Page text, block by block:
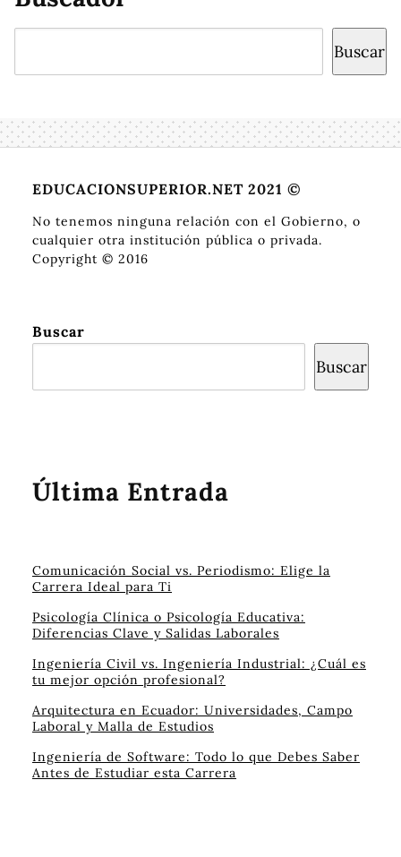
Buscar
EDUCACIONSUPERIOR.NET 2021 ©
No tenemos ninguna relación con el Gobierno, o
cualquier otra institución pública o privada.
Copyright © 2016
Buscar
Buscar
Última Entrada
Comunicación Social vs. Periodismo: Elige la
Carrera Ideal para Ti
Psicología Clínica o Psicología Educativa:
Diferencias Clave y Salidas Laborales
Ingeniería Civil vs. Ingeniería Industrial: ¿Cuál es
tu mejor opción profesional?
Arquitectura en Ecuador: Universidades, Campo
Laboral y Malla de Estudios
Ingeniería de Software: Todo lo que Debes Saber
Antes de Estudiar esta Carrera